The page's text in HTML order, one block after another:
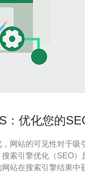
：优化您的
网站的可见性对于吸
索引擎优化（SEO）
站在搜索引擎结果中